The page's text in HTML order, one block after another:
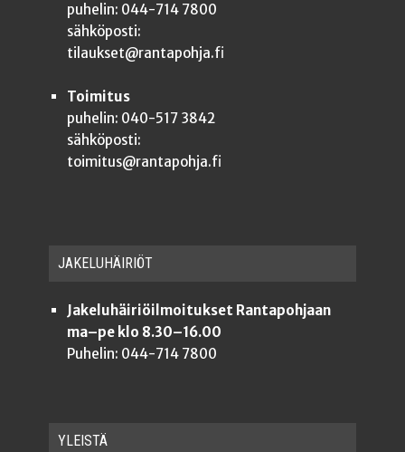
puhelin: 044-714 7800
sähköposti:
tilaukset@rantapohja.fi
Toimitus
puhelin: 040-517 3842
sähköposti:
toimitus@rantapohja.fi
JAKE­LU­HÄI­RIÖT
Jakeluhäiriöilmoitukset Rantapohjaan
ma–pe klo 8.30–16.00
Puhelin: 044-714 7800
YLEISTÄ